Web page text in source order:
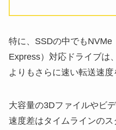
特に、SSDの中でもNVMe
Express）対応ドライブは
よりもさらに速い転送速度
大容量の3Dファイルやビ
速度差はタイムラインの